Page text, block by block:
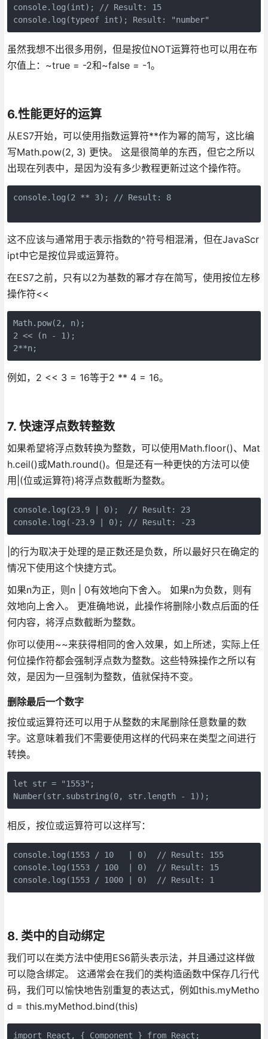
console.log(int); // Result: 15
虽然我想不出很多用例，但是按位NOT运算符也可以用在布
尔值上：~true = -2和~false = -1。
6.性能更好的运算
从ES7开始，可以使用指数运算符**作为幂的简写，这比编
写Math.pow(2, 3) 更快。 这是很简单的东西，但它之所以
出现在列表中，是因为没有多少教程更新过这个操作符。
console.log(2 ** 3); // Result: 8
这不应该与通常用于表示指数的^符号相混淆，但在JavaScr
ipt中它是按位异或运算符。
在ES7之前，只有以2为基数的幂才存在简写，使用按位左移
操作符<<
Math.pow(2, n);
2 << (n - 1);
例如，2 << 3 = 16等于2 ** 4 = 16。
7. 快速浮点数转整数
如果希望将浮点数转换为整数，可以使用Math.floor()、Mat
h.ceil()或Math.round()。但是还有一种更快的方法可以使
用|(位或运算符)将浮点数截断为整数。
console.log(23.9 | 0);  // Result: 23
console.log(-23.9 | 0); // Result: -23
|的行为取决于处理的是正数还是负数，所以最好只在确定的
情况下使用这个快捷方式。
如果n为正，则n | 0有效地向下舍入。 如果n为负数，则有
效地向上舍入。 更准确地说，此操作将删除小数点后面的任
何内容，将浮点数截断为整数。
你可以使用~~来获得相同的舍入效果，如上所述，实际上任
何位操作符都会强制浮点数为整数。这些特殊操作之所以有
效，是因为一旦强制为整数，值就保持不变。
删除最后一个数字
按位或运算符还可以用于从整数的末尾删除任意数量的数
字。这意味着我们不需要使用这样的代码来在类型之间进行
转换。
let str = "1553";
相反，按位或运算符可以这样写：
console.log(1553 / 10   | 0)  // Result: 155
console.log(1553 / 100  | 0)  // Result: 15
8. 类中的自动绑定
我们可以在类方法中使用ES6箭头表示法，并且通过这样做
可以隐含绑定。 这通常会在我们的类构造函数中保存几行代
码，我们可以愉快地告别重复的表达式，例如this.myMetho
d = this.myMethod.bind(this)
import React, { Component } from React;